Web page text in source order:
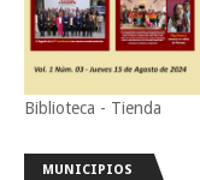
Biblioteca - Tienda
MUNICIPIOS